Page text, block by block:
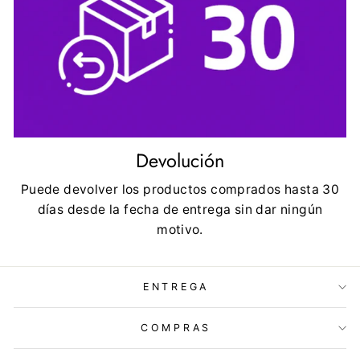
Devolución
Puede devolver los productos comprados hasta 30
días desde la fecha de entrega sin dar ningún
motivo.
ENTREGA
COMPRAS